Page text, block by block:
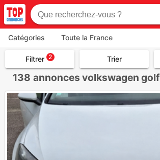
Catégories Toute la France
Filtrer 2 Trier
138 annonces volkswagen golf